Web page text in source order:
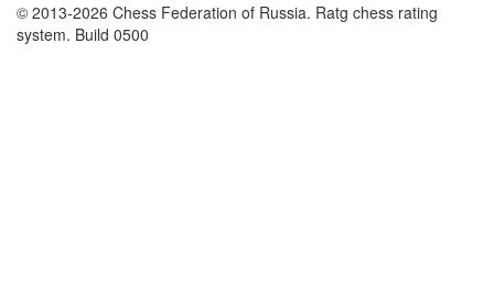
© 2013-2026 Chess Federation of Russia. Ratg chess rating
system. Build 0500